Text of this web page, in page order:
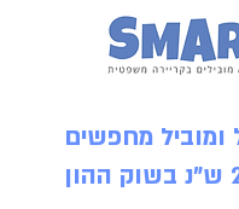
מחפשים